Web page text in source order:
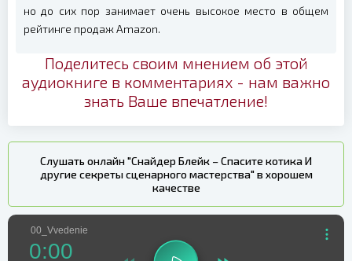
но до сих пор занимает очень высокое место в общем
рейтинге продаж Amazon.
Поделитесь своим мнением об этой
аудиокниге в комментариях - нам важно
знать Ваше впечатление!
Слушать онлайн "Снайдер Блейк – Спасите котика И
другие секреты сценарного мастерства" в хорошем
качестве
00_Vvedenie
0:00